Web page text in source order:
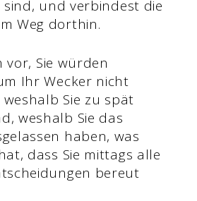
sind, und verbindest die
Weg dorthin.
vor, Sie würden
Ihr Wecker nicht
Sie zu spät
weshalb Sie das
haben, was
dass Sie mittags alle
bereut